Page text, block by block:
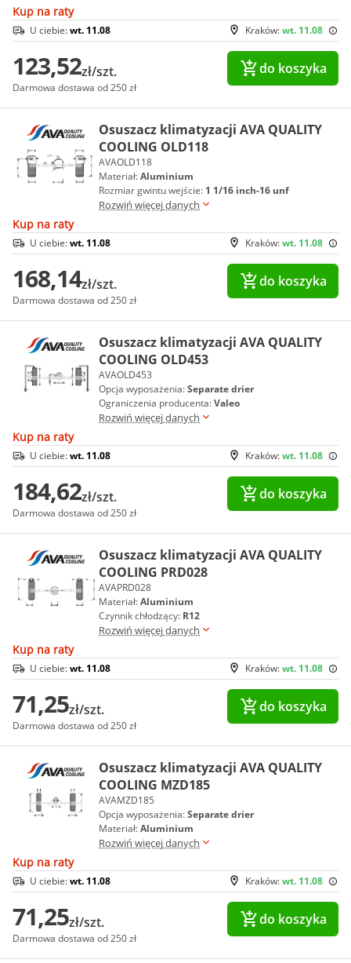
Kup na raty
Kraków:wt. 11.08
U ciebie:wt. 11.08
123,52zł/szt.
Darmowa dostawa od 250 zł
do koszyka
Osuszacz klimatyzacji AVA QUALITY
COOLING OLD118
AVAOLD118
Materiał:Aluminium
Rozmiar gwintu wejście: 1 1/16 inch-16 unf
Rozwiń więcej danych
Kup na raty
Kraków:wt. 11.08
U ciebie:wt. 11.08
168,14zł/szt.
Darmowa dostawa od 250 zł
do koszyka
Osuszacz klimatyzacji AVA QUALITY
COOLING OLD453
AVAOLD453
Opcja wyposażenia:Separate drier
Ograniczenia producenta:Valeo
Rozwiń więcej danych
Kup na raty
Kraków:wt. 11.08
U ciebie:wt. 11.08
184,62zł/szt.
Darmowa dostawa od 250 zł
do koszyka
Osuszacz klimatyzacji AVA QUALITY
COOLING PRD028
AVAPRD028
Materiał:Aluminium
Czynnik chłodzący: R12
Rozwiń więcej danych
Kup na raty
Kraków:wt. 11.08
U ciebie:wt. 11.08
71,25zł/szt.
Darmowa dostawa od 250 zł
do koszyka
Osuszacz klimatyzacji AVA QUALITY
COOLING MZD185
AVAMZD185
Opcja wyposażenia:Separate drier
Materiał:Aluminium
Rozwiń więcej danych
Kup na raty
Kraków:wt. 11.08
U ciebie:wt. 11.08
71,25zł/szt.
Darmowa dostawa od 250 zł
do koszyka